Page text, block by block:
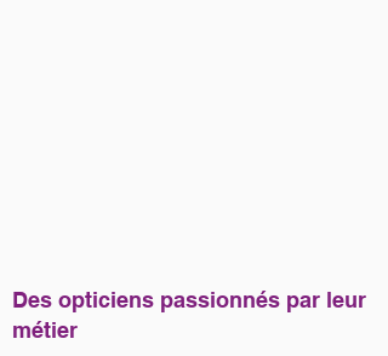
Des opticiens passionnés par leur
métier